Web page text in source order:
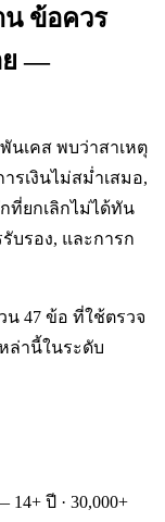
น ข้อควร
ย —
นเคส พบว่าสาเหตุ
รเงินไม่สม่ำเสมอ,
ที่ยกเลิกไม่ได้ทัน
บรอง, และการก
วน 47 ข้อ ที่ใช้ตรวจ
ล่านี้ในระดับ
ปี · 30,000+